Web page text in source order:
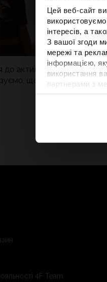
Цей веб-сайт
інтересів, а
З вашої згоди
мережі та
інформацією,
використання
партнерами з
відповідності
Детальну
до активного дня
що зібрати до
4F Team